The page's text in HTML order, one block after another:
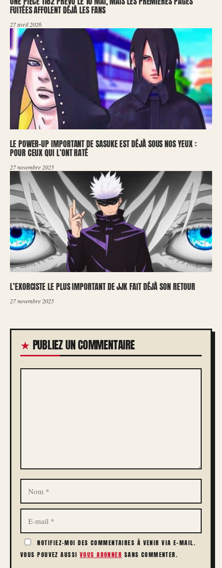
FUITÉES AFFOLENT DÉJÀ LES FANS
27 avril 2026
LE POWER-UP IMPORTANT DE SASUKE EST DÉJÀ SOUS NOS YEUX :
POUR CEUX QUI L’ONT RATÉ
27 novembre 2025
L’EXORCISTE LE PLUS IMPORTANT DE JJK FAIT DÉJÀ SON RETOUR
27 novembre 2025
PUBLIEZ UN COMMENTAIRE
MAIL
NOTIFIEZ-MOI DES COMMENTAIRES À VENIR VIA E-MAIL.
VOUS POUVEZ AUSSI VOUS ABONNER SANS COMMENTER.